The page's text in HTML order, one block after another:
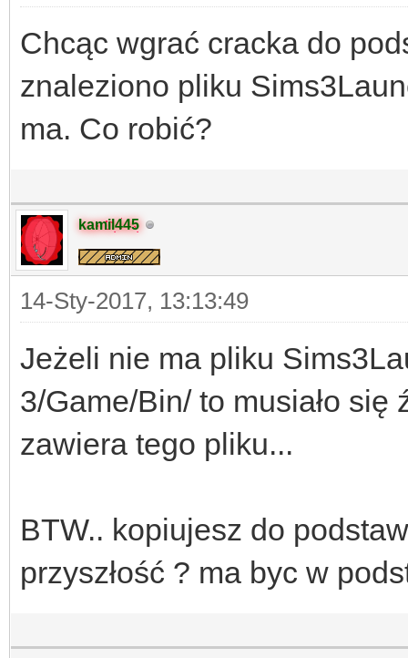
Chcąc wgrać cracka do
znaleziono pliku
ma. Co robić?
kamil445
14-Sty-2017, 13:13:49
Jeżeli nie ma pliku
3/Game/Bin/ to musiało
zawiera tego pliku...
BTW.. kopiujesz do
przyszłość ? ma byc w